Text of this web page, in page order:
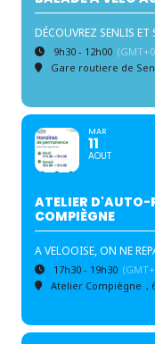
DÉCOUVREZ SENLIS ET
9h30 - 12h00
Gare routiere de
MAR
11
AOUT
ATELIER D'AUTO-
COMPIÈGNE
A VELOOISE, ON NE
17h30 - 19h30
Atelier Compiègne ,